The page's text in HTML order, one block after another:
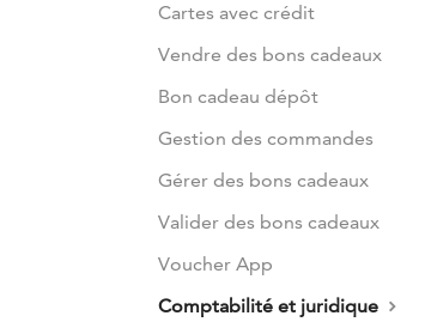
Cartes avec crédit
Vendre des bons cadeaux
Bon cadeau dépôt
Gestion des commandes
Gérer des bons cadeaux
Valider des bons cadeaux
Voucher App
Comptabilité et juridique